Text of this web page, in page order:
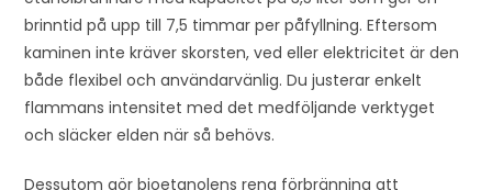
brinntid på upp till 7,5 timmar per påfyllning. Eftersom
kaminen inte kräver skorsten, ved eller elektricitet är den
både flexibel och användarvänlig. Du justerar enkelt
flammans intensitet med det medföljande verktyget
och släcker elden när så behövs.
Dessutom gör bioetanolens rena förbränning att